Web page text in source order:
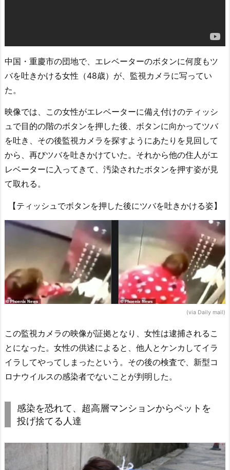
中国・重慶市の団地で、エレベーターのボタンに何度もツ
バを吐きかける女性（48歳）が、監視カメラに写ってい
た。
映像では、この女性がエレベーターに備え付けのティッシ
ュで目的の階のボタンを押した後、ボタンに向かってツバ
を吐き、その後監視カメラを探すようにあたりを見回して
から、再びツバを吐きかけていた。それから他の住人がエ
レベーターに入ってきて、汚染されたボタンを押す姿が見
て取れる。
【ティッシュでボタンを押した後にツバを吐きかける姿】
(via Daily mail)
この監視カメラの映像が証拠となり、女性は逮捕されるこ
とになった。女性の供述によると、他人とケンカしてイラ
イラしてやってしまったという。その後の検査で、新型コ
ロナウイルスの感染者でないことが判明した。
感染を恐れて、超高層マンションからペットを
投げ捨てる人達